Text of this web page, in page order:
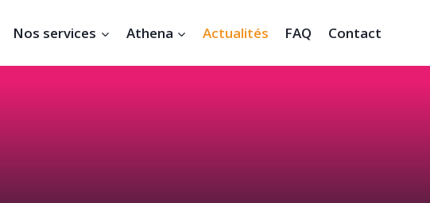
Nos services Athena Actualités FAQ Contact